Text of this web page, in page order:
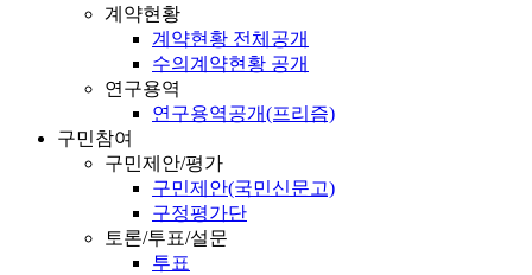
계약현황
계약현황 전체공개
수의계약현황 공개
연구용역
연구용역공개(프리즘)
구민참여
구민제안/평가
구민제안(국민신문고)
구정평가단
토론/투표/설문
투표